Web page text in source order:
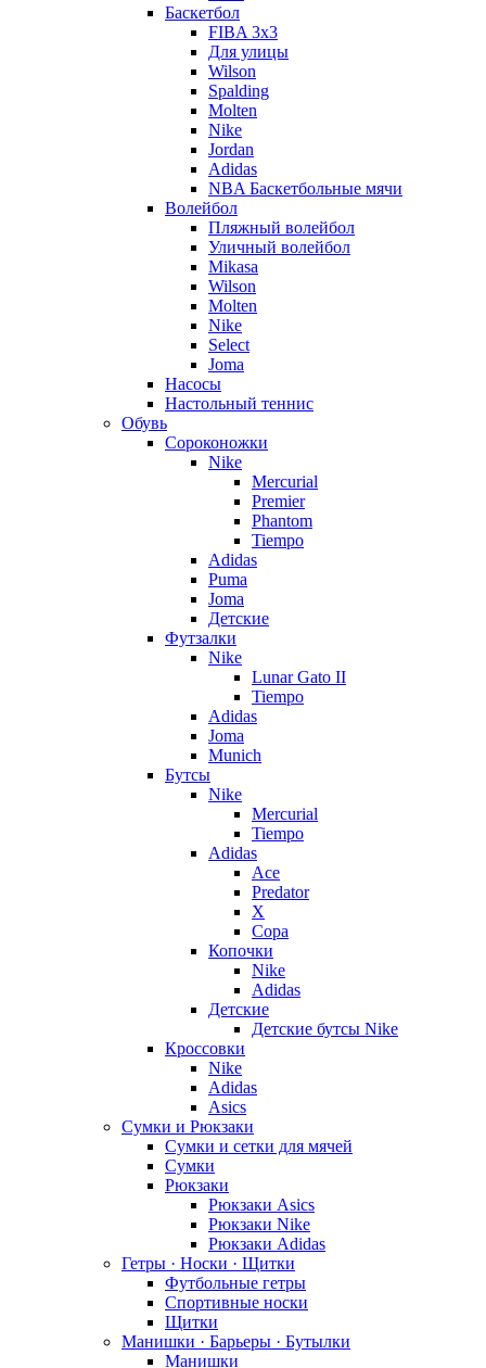
Баскетбол
FIBA 3x3
Для улицы
Wilson
Spalding
Molten
Nike
Jordan
Adidas
NBA Баскетбольные мячи
Волейбол
Пляжный волейбол
Уличный волейбол
Mikasa
Wilson
Molten
Nike
Select
Joma
Насосы
Настольный теннис
Обувь
Сороконожки
Nike
Mercurial
Premier
Phantom
Tiempo
Adidas
Puma
Joma
Детские
Футзалки
Nike
Lunar Gato II
Tiempo
Adidas
Joma
Munich
Бутсы
Nike
Mercurial
Tiempo
Adidas
Ace
Predator
X
Copa
Копочки
Nike
Adidas
Детские
Детские бутсы Nike
Кроссовки
Nike
Adidas
Asics
Сумки и Рюкзаки
Сумки и сетки для мячей
Сумки
Рюкзаки
Рюкзаки Asics
Рюкзаки Nike
Рюкзаки Adidas
Гетры · Носки · Щитки
Футбольные гетры
Спортивные носки
Щитки
Манишки · Барьеры · Бутылки
Манишки